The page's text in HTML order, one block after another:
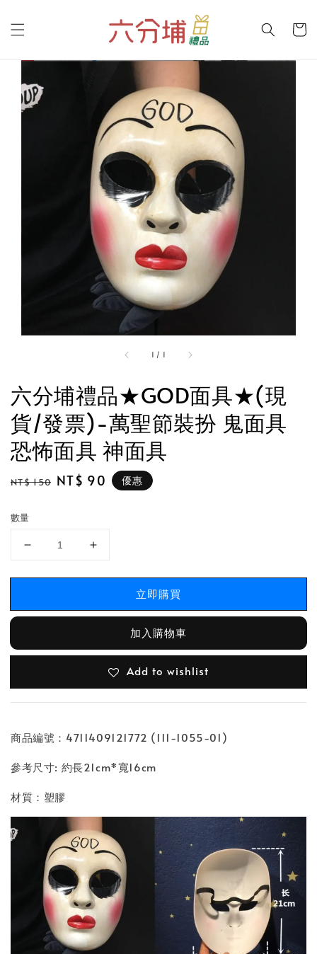
1 / 1
六分埔禮品★GOD面具★(現
貨/發票)-萬聖節裝扮 鬼面具
恐怖面具 神面具
Regular
NT$ 150 Sale
NT$ 90 優惠
數量
立即購買
加入購物車
Add to wishlist
商品編號：4711409121772 (111-1055-01)
參考尺寸: 約長21cm*寬16cm
材質：塑膠